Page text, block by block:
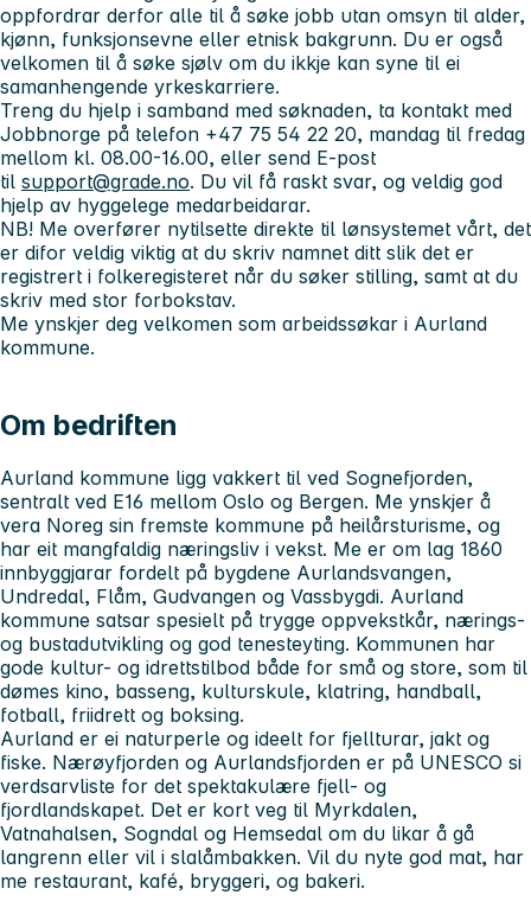
oppfordrar derfor alle til å søke jobb utan omsyn til alder,
kjønn, funksjonsevne eller etnisk bakgrunn. Du er også
velkomen til å søke sjølv om du ikkje kan syne til ei
samanhengende yrkeskarriere.
Treng du hjelp i samband med søknaden, ta kontakt med
Jobbnorge på telefon +47 75 54 22 20, mandag til fredag
mellom kl. 08.00-16.00, eller send E-post
til support@grade.no. Du vil få raskt svar, og veldig god
hjelp av hyggelege medarbeidarar.
NB! Me overfører nytilsette direkte til lønsystemet vårt, det
er difor veldig viktig at du skriv namnet ditt slik det er
registrert i folkeregisteret når du søker stilling, samt at du
skriv med stor forbokstav.
Me ynskjer deg velkomen som arbeidssøkar i Aurland
kommune.
Om bedriften
Aurland kommune ligg vakkert til ved Sognefjorden,
sentralt ved E16 mellom Oslo og Bergen. Me ynskjer å
vera Noreg sin fremste kommune på heilårsturisme, og
har eit mangfaldig næringsliv i vekst. Me er om lag 1860
innbyggjarar fordelt på bygdene Aurlandsvangen,
Undredal, Flåm, Gudvangen og Vassbygdi. Aurland
kommune satsar spesielt på trygge oppvekstkår, nærings-
og bustadutvikling og god tenesteyting. Kommunen har
gode kultur- og idrettstilbod både for små og store, som til
dømes kino, basseng, kulturskule, klatring, handball,
fotball, friidrett og boksing.
Aurland er ei naturperle og ideelt for fjellturar, jakt og
fiske. Nærøyfjorden og Aurlandsfjorden er på UNESCO si
verdsarvliste for det spektakulære fjell- og
fjordlandskapet. Det er kort veg til Myrkdalen,
Vatnahalsen, Sogndal og Hemsedal om du likar å gå
langrenn eller vil i slalåmbakken. Vil du nyte god mat, har
me restaurant, kafé, bryggeri, og bakeri.